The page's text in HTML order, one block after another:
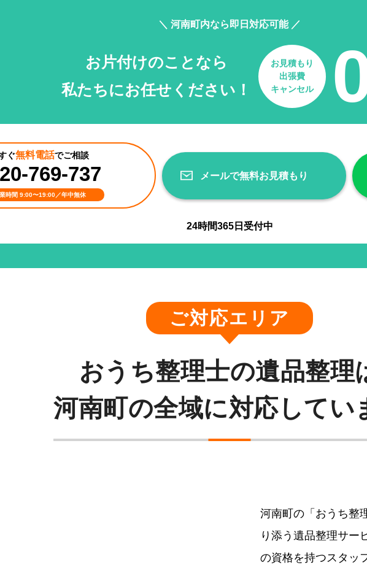
＼ 河南町内なら即日対応可能 ／
お見積もり
出張費
キャンセル
お片付けのことなら
私たちにお任せください！
ぐ無料電話でご相談
769-737
時間 9:00〜19:00／年中無休
メールで無料お見積もり
24時間365日受付中
ご対応エリア
おうち整理士の遺品整理
河南町の全域に対応してい
河南町の「おうち整
り添う遺品整理サー
の資格を持つスタッ